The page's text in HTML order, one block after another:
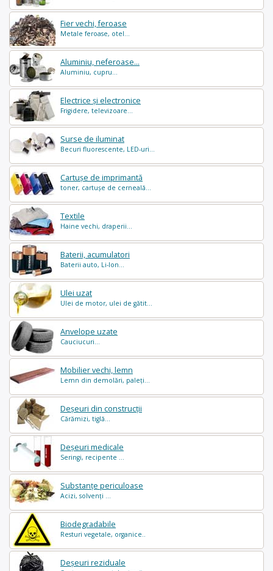
Fier vechi, feroase
Metale feroase, otel...
Aluminiu, neferoase...
Aluminiu, cupru...
Electrice și electronice
Frigidere, televizoare...
Surse de iluminat
Becuri fluorescente, LED-uri...
Cartușe de imprimantă
toner, cartușe de cerneală...
Textile
Haine vechi, draperii...
Baterii, acumulatori
Baterii auto, Li-Ion...
Ulei uzat
Ulei de motor, ulei de gătit...
Anvelope uzate
Cauciucuri...
Mobilier vechi, lemn
Lemn din demolări, paleți...
Deșeuri din construcții
Cărămizi, tiglă...
Deșeuri medicale
Seringi, recipente ...
Substanțe periculoase
Acizi, solvenți ...
Biodegradabile
Resturi vegetale, organice..
Deșeuri reziduale